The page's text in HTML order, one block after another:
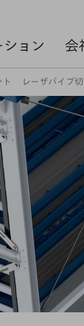
ション 会
レーザパイプ